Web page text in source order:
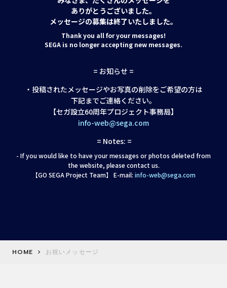
ありがとうございました。
メッセージの募集は終了いたしました。
Thank you all for your messages!
SEGA is no longer accepting new messages.
= お知らせ =
・投稿されたメッセージやお写真の削除をご希望の方は
下記までご連絡ください。
【セガ設立60周年プロジェクト事務局】
info-web@sega.com
= Notes: =
- If you would like to have your messages or photos deleted from
the website, please contact us.
【GO SEGA Project Team】 E-mail: info-web@sega.com
HOME お祝いメッセージ